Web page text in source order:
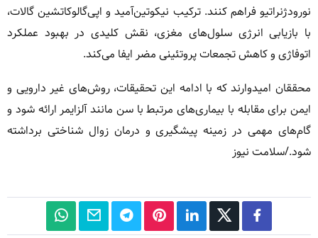
نورودژنراتیو فراهم کنند. ترکیب نیکوتین‌آمید و اپی‌گالوکاتشین گالات،
با بازیابی انرژی سلول‌های مغزی، نقش کلیدی در بهبود عملکرد
اتوفاژی و کاهش تجمعات پروتئینی مضر ایفا می‌کند.
محققان امیدوارند که با ادامه این تحقیقات، روش‌های غیر دارویی و
ایمن برای مقابله با بیماری‌های مرتبط با سن مانند آلزایمر ارائه شود و
گام‌های مهمی در زمینه پیشگیری و درمان زوال شناختی برداشته
شود./سلامت نیوز